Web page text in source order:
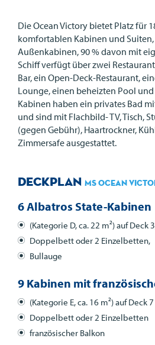
Die Ocean Victory bietet Platz für
komfortablen Kabinen und
Außenkabinen, 90 % davon mit
Schiff verfügt über zwei
Bar, ein Open-Deck-Restaurant,
Lounge, einen beheizten Pool und
Kabinen haben ein privates Bad
und sind mit Flachbild- TV, Tisch,
(gegen Gebühr), Haartrockner,
Zimmersafe ausgestattet.
Deckplan MS Ocean
6 Albatros State-Kabinen
(Kategorie D, ca. 22 m²) auf Deck
Doppelbett oder 2 Einzelbetten,
Bullauge
9 Kabinen mit
(Kategorie E, ca. 16 m²) auf Deck 7
Doppelbett oder 2 Einzelbetten
französischer Balkon